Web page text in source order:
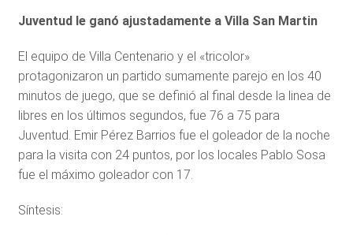
Juventud le ganó ajustadamente a Villa San Martin
El equipo de Villa Centenario y el «tricolor»
protagonizaron un partido sumamente parejo en los 40
minutos de juego, que se definió al final desde la linea de
libres en los últimos segundos, fue 76 a 75 para
Juventud. Emir Pérez Barrios fue el goleador de la noche
para la visita con 24 puntos, por los locales Pablo Sosa
fue el máximo goleador con 17.
Síntesis: